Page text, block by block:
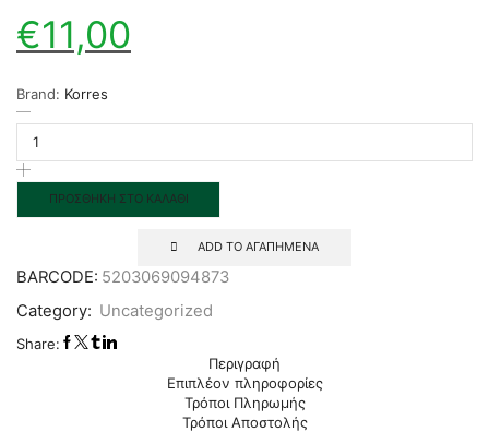
€11,00
Brand: Korres
ΠΡΟΣΘΉΚΗ ΣΤΟ ΚΑΛΆΘΙ
ADD TO ΑΓΑΠΗΜΕΝΑ
BARCODE: 5203069094873
Category: Uncategorized
Share:
Περιγραφή
Επιπλέον πληροφορίες
Τρόποι Πληρωμής
Τρόποι Αποστολής